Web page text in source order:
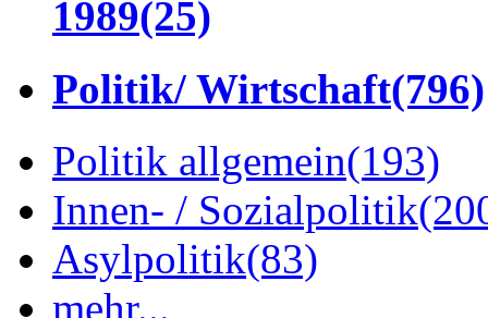
1989(25)
Politik/ Wirtschaft(796)
Politik allgemein(193)
Innen- / Sozialpolitik
Asylpolitik(83)
mehr...